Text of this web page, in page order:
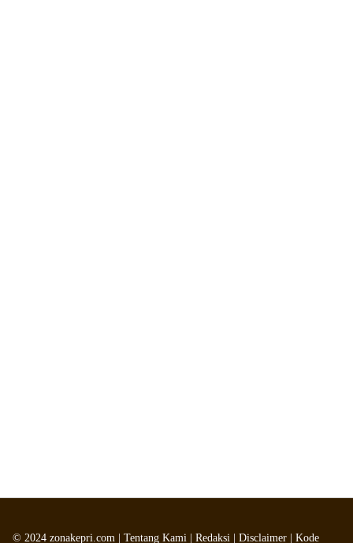
© 2024 zonakepri.com | Tentang Kami Redaksi Disclaimer Kode